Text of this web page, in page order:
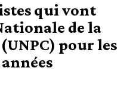
qui vont
de la
pour les